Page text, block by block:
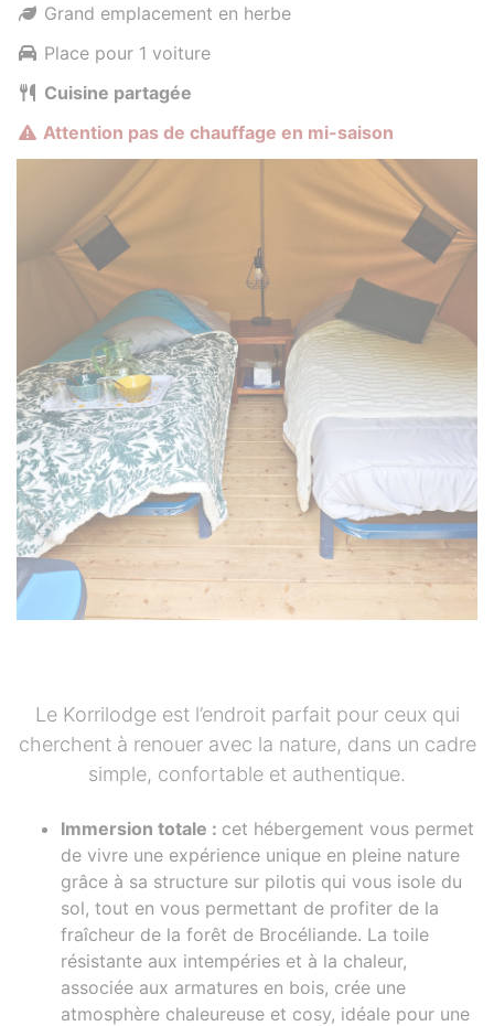
Grand emplacement en herbe
Place pour 1 voiture
Cuisine partagée
Attention pas de chauffage en mi-saison
Le Korrilodge est l’endroit parfait pour ceux qui
cherchent à renouer avec la nature, dans un cadre
simple, confortable et authentique.
Immersion totale : cet hébergement vous permet
de vivre une expérience unique en pleine nature
grâce à sa structure sur pilotis qui vous isole du
sol, tout en vous permettant de profiter de la
fraîcheur de la forêt de Brocéliande. La toile
résistante aux intempéries et à la chaleur,
associée aux armatures en bois, crée une
atmosphère chaleureuse et cosy, idéale pour une